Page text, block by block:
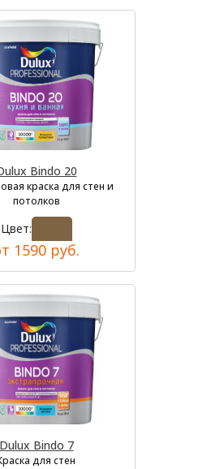
Bindo 20
краска для стен и
потолков
Цвет:
1590 руб.
Dulux Bindo 7
для стен